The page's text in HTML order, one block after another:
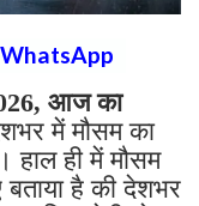
WhatsApp
आज का
में मौसम का
ही में मौसम
बताया है की देशभर